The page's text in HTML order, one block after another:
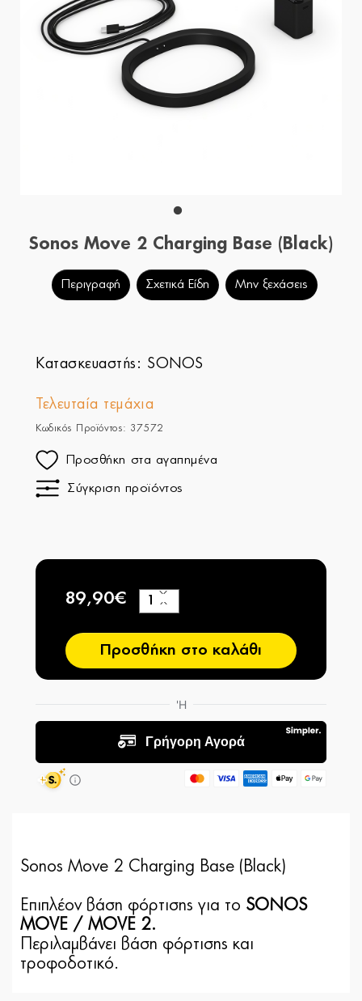
Sonos Move 2 Charging Base (Black)
Περιγραφή Σχετικά Είδη Μην ξεχάσεις
Κατασκευαστής: SONOS
Τελευταία τεμάχια
Κωδικός Προϊόντος: 37572
Προσθήκη στα αγαπημένα
Σύγκριση προϊόντος
89,90€
−
+
Προσθήκη στο καλάθι
Sonos Move 2 Charging Base (Black)
Επιπλέον βάση φόρτισης για το SONOS
MOVE / MOVE 2.
Περιλαμβάνει βάση φόρτισης και
τροφοδοτικό.